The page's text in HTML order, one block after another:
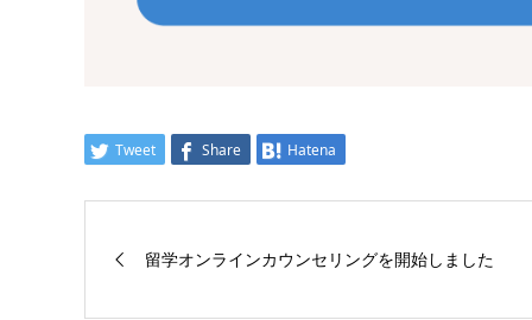
Tweet Share Hatena
留学オンラインカウンセリングを開始しました